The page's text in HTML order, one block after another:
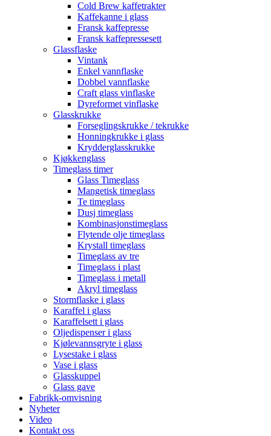
Cold Brew kaffetrakter
Kaffekanne i glass
Fransk kaffepresse
Fransk kaffepressesett
Glassflaske
Vintank
Enkel vannflaske
Dobbel vannflaske
Craft glass vinflaske
Dyreformet vinflaske
Glasskrukke
Forseglingskrukke / tekrukke
Honningkrukke i glass
Krydderglasskrukke
Kjøkkenglass
Timeglass timer
Glass Timeglass
Mangetisk timeglass
Te timeglass
Dusj timeglass
Kombinasjonstimeglass
Flytende olje timeglass
Krystall timeglass
Timeglass av tre
Timeglass i plast
Timeglass i metall
Akryl timeglass
Stormflaske i glass
Karaffel i glass
Karaffelsett i glass
Oljedispenser i glass
Kjølevannsgryte i glass
Lysestake i glass
Vase i glass
Glasskuppel
Glass gave
Fabrikk-omvisning
Nyheter
Video
Kontakt oss